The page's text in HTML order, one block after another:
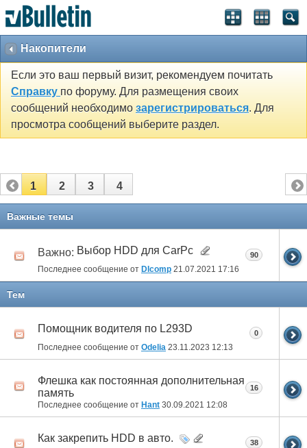
Накопители
Если это ваш первый визит, рекомендуем почитать
Справку по форуму. Для размещения своих
сообщений необходимо зарегистрироваться. Для
просмотра сообщений выберите раздел.
1 2 3 4
Важные темы
Важно: Выбор HDD для CarPc
Последнее сообщение от DIcomp 21.07.2021 17:16
90
Тем
Помощник водителя по L293D
Последнее сообщение от Odelia 23.11.2023 12:13
0
Флешка как постоянная дополнительная
память
Последнее сообщение от Hant 30.09.2021 12:08
16
Как закрепить HDD в авто. 38